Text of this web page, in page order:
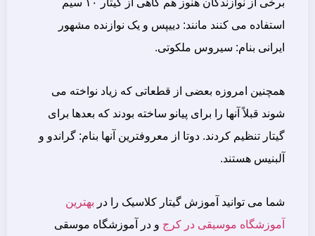
استفاده می کنند مانند: دییپس و یک نوازنده مشهور
ایرانی بنام: سیروس ملکوتی.
همچنین امروزه بعضی از قطعاتی که زیاد نواخته می
شوند قبلاً آنها را برای پیانو ساخته بودند که بعدها برای
گیتار تنظیم کردند. دوتا از معروفترین آنها بنام: گراندو و
آلبنیس هستند.
شما می توانید آموزش گیتار کلاسیک را در بهترین
آموزشگاه موسیقی در کرجو در آموزشگاه موسقی